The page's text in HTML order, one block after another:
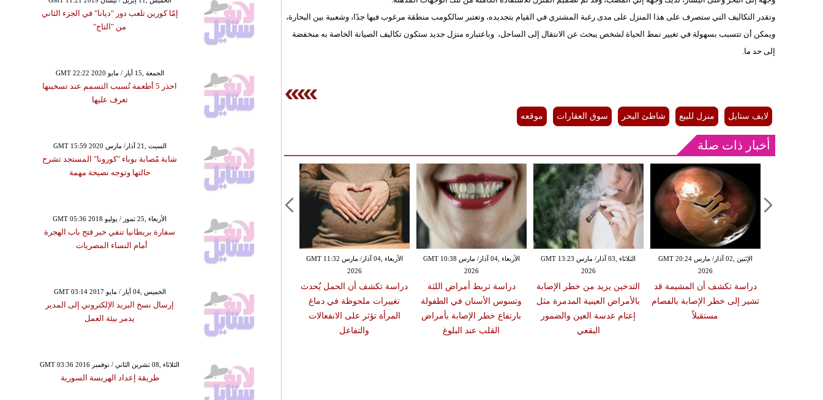
وتقدر التكاليف التي ستصرف على هذا المنزل على مدى رغبة المشتري في القيام بتجديده، وتعتبر سالكومب منطقة مرغوب فيها جدًا، وشعبية بين البحارة،
ويمكن أن تتسبب بسهولة في تغيير نمط الحياة لشخص يبحث عن الانتقال إلى الساحل، وباعتباره منزل جديد ستكون تكاليف الصيانة الخاصة به منخفضة
إلى حد ما.
لايف ستايل منزل للبيع شاطئ البحر سوق العقارات موقعه
أخبار ذات صلة
الأربعاء ,04 آذار/ مارس GMT 11:32
2026
دراسة تكشف أن الحمل يُحدث
تغييرات ملحوظة في دماغ
المرأة تؤثر على الانفعالات
والتفاعل
الأربعاء ,04 آذار/ مارس GMT 10:38
2026
دراسة تربط أمراض اللثة
وتسوس الأسنان في الطفولة
بارتفاع خطر الإصابة بأمراض
القلب عند البلوغ
الثلاثاء ,03 آذار/ مارس GMT 13:23
2026
التدخين يزيد من خطر الإصابة
بالأمراض العينية المدمرة مثل
إعتام عدسة العين والضمور
البقعي
الإثنين ,02 آذار/ مارس GMT 20:24
2026
دراسة تكشف أن المشيمة قد
تشير إلى خطر الإصابة بالفصام
مستقبلاً
إمّا كورين تلعب دور "ديانا" في الجزء الثاني
من "التاج"
GMT 22:22 2020 الجمعة ,15 أيار / مايو
احذر 5 أطعمة تُسبب التسمم عند تسخينها
تعرف عليها
GMT 15:59 2020 السبت ,21 آذار/ مارس
شابة مُصابة بوباء "كورونا" المستجد تشرح
حالتها وتوجه نصيحة مهمة
GMT 05:36 2018 الأربعاء ,25 تموز / يوليو
سفارة بريطانيا تنفي خبر فتح باب الهجرة
أمام النساء المصريات
GMT 03:14 2017 الخميس ,04 أيار / مايو
إرسال نسخ البريد الإلكتروني إلى المدير
يدمر بيئة العمل
GMT 03:36 2016 الثلاثاء ,08 تشرين الثاني / نوفمبر
طريقة إعداد الهريسة السورية